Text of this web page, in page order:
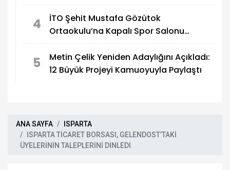
4
İTO Şehit Mustafa Gözütok
Ortaokulu’na Kapalı Spor Salonu
5
Metin Çelik Yeniden Adaylığını Açıkladı:
12 Büyük Projeyi Kamuoyuyla Paylaştı
ANA SAYFA
ISPARTA
ISPARTA TİCARET BORSASI, GELENDOST’TAKİ
ÜYELERİNİN TALEPLERİNİ DİNLEDİ